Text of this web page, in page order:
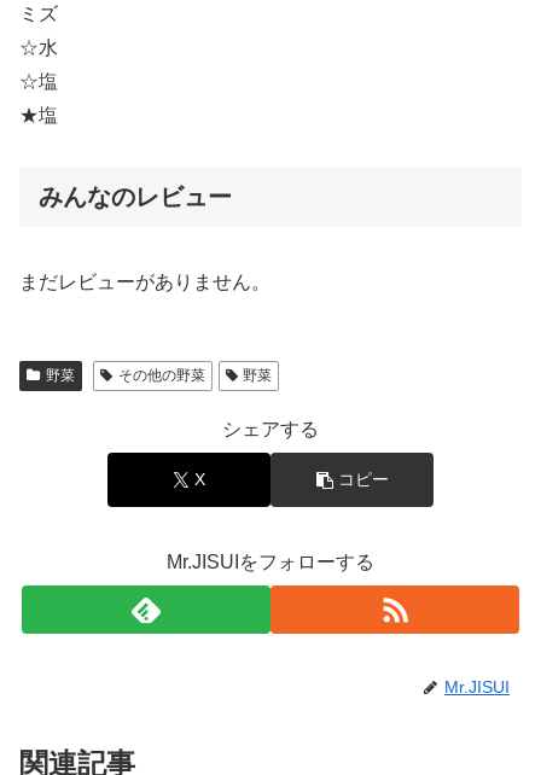
ミズ
☆水
☆塩
★塩
みんなのレビュー
まだレビューがありません。
野菜 その他の野菜 野菜
シェアする
X コピー
Mr.JISUIをフォローする
Mr.JISUI
関連記事